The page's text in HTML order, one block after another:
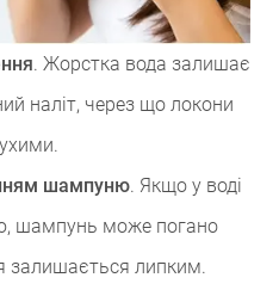
. Жорстка вода залишає
наліт, через що локони
шампуню. Якщо у воді
шампунь може погано
залишається липким.